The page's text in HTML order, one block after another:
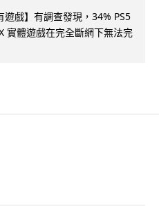
遊戲】有調查發現，34% PS5
實體遊戲在完全斷網下無法完